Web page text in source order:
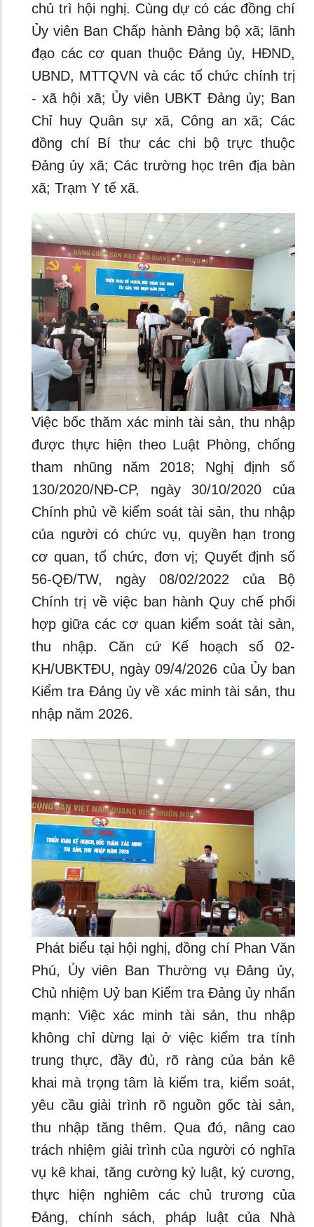
chủ trì hội nghị. Cùng dự có các đồng chí
Ủy viên Ban Chấp hành Đảng bộ xã; lãnh
đạo các cơ quan thuộc Đảng ủy, HĐND,
UBND, MTTQVN và các tổ chức chính trị
- xã hội xã; Ủy viên UBKT Đảng ủy; Ban
Chỉ huy Quân sự xã, Công an xã; Các
đồng chí Bí thư các chi bộ trực thuộc
Đảng ủy xã; Các trường học trên địa bàn
xã; Trạm Y tế xã.
Việc bốc thăm xác minh tài sản, thu nhập
được thực hiện theo Luật Phòng, chống
tham nhũng năm 2018; Nghị định số
130/2020/NĐ-CP, ngày 30/10/2020 của
Chính phủ về kiểm soát tài sản, thu nhập
của người có chức vụ, quyền hạn trong
cơ quan, tổ chức, đơn vị; Quyết định số
56-QĐ/TW, ngày 08/02/2022 của Bộ
Chính trị về việc ban hành Quy chế phối
hợp giữa các cơ quan kiểm soát tài sản,
thu nhập. Căn cứ Kế hoạch số 02-
KH/UBKTĐU, ngày 09/4/2026 của Ủy ban
Kiểm tra Đảng ủy về xác minh tài sản, thu
nhập năm 2026.
Phát biểu tại hội nghị, đồng chí Phan Văn
Phú, Ủy viên Ban Thường vụ Đảng ủy,
Chủ nhiệm Uỷ ban Kiểm tra Đảng ủy nhấn
mạnh: Việc xác minh tài sản, thu nhập
không chỉ dừng lại ở việc kiểm tra tính
trung thực, đầy đủ, rõ ràng của bản kê
khai mà trọng tâm là kiểm tra, kiểm soát,
yêu cầu giải trình rõ nguồn gốc tài sản,
thu nhập tăng thêm. Qua đó, nâng cao
trách nhiệm giải trình của người có nghĩa
vụ kê khai, tăng cường kỷ luật, kỷ cương,
thực hiện nghiêm các chủ trương của
Đảng, chính sách, pháp luật của Nhà